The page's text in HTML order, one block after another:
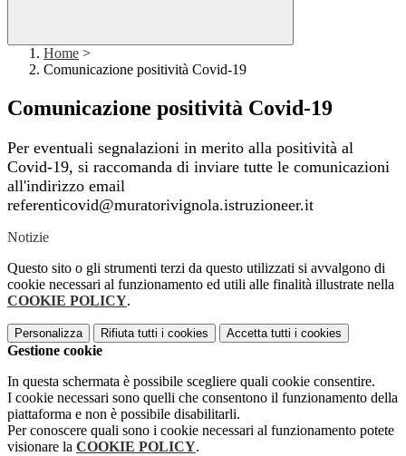
Home >
Comunicazione positività Covid-19
Comunicazione positività Covid-19
Per eventuali segnalazioni in merito alla positività al
Covid-19, si raccomanda di inviare tutte le comunicazioni
all'indirizzo email
referenticovid@muratorivignola.istruzioneer.it
Notizie
Questo sito o gli strumenti terzi da questo utilizzati si avvalgono di
cookie necessari al funzionamento ed utili alle finalità illustrate nella
COOKIE POLICY.
Personalizza Rifiuta tutti i cookies Accetta tutti i cookies
Gestione cookie
In questa schermata è possibile scegliere quali cookie consentire.
I cookie necessari sono quelli che consentono il funzionamento della
piattaforma e non è possibile disabilitarli.
Per conoscere quali sono i cookie necessari al funzionamento potete
visionare la COOKIE POLICY.